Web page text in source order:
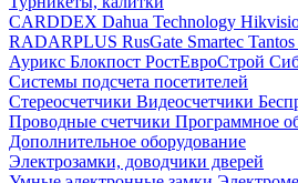
CARDDEX Dahua Technology
RADARPLUS RusGate Smartec Tantos
Аурикс Блокпост РостЕвроСтрой
Системы подсчета посетителей
Стереосчетчики Видеосчетчики
Проводные счетчики Программное
Дополнительное оборудование
Электрозамки, доводчики дверей